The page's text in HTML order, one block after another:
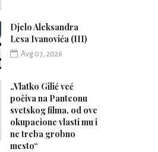
Djelo Aleksandra
Lesa Ivanovića (III)
Avg 07, 2026
„Vlatko Gilić već
počiva na Panteonu
svetskog filma, od ove
okupacione vlasti mu i
ne treba grobno
mesto“